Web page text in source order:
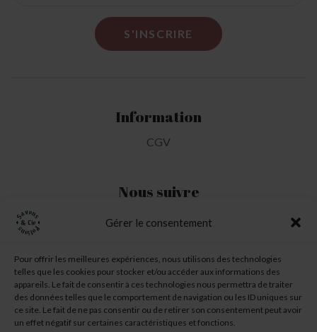
Gérer le consentement
Pour offrir les meilleures expériences, nous utilisons des technologies
telles que les cookies pour stocker et/ou accéder aux informations des
appareils. Le fait de consentir à ces technologies nous permettra de traiter
des données telles que le comportement de navigation ou les ID uniques sur
ce site. Le fait de ne pas consentir ou de retirer son consentement peut avoir
un effet négatif sur certaines caractéristiques et fonctions.
Information
CGV
Nous suivre
Mon Compte
Ma liste d'envie
Mon panier